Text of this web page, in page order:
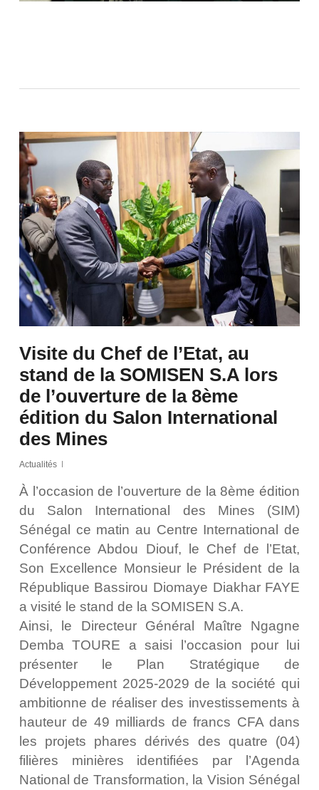
Visite du Chef de l’Etat, au
stand de la SOMISEN S.A lors
de l’ouverture de la 8ème
édition du Salon International
des Mines
Actualités
À l’occasion de l’ouverture de la 8ème édition
du Salon International des Mines (SIM)
Sénégal ce matin au Centre International de
Conférence Abdou Diouf, le Chef de l’Etat,
Son Excellence Monsieur le Président de la
République Bassirou Diomaye Diakhar FAYE
a visité le stand de la SOMISEN S.A.
Ainsi, le Directeur Général Maître Ngagne
Demba TOURE a saisi l’occasion pour lui
présenter le Plan Stratégique de
Développement 2025-2029 de la société qui
ambitionne de réaliser des investissements à
hauteur de 49 milliards de francs CFA dans
les projets phares dérivés des quatre (04)
filières minières identifiées par l’Agenda
National de Transformation, la Vision Sénégal